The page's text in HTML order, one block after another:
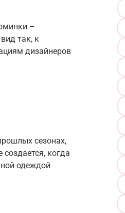
–
так, к
дизайнеров
сезонах,
когда
одеждой